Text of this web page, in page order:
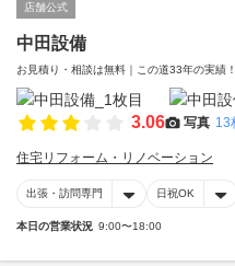
店舗公式
中田設備
お見積り・相談は無料｜この道33年の実績
3.06 写真 13
住宅リフォーム・リノベーション
出張・訪問専門 日祝OK
本日の営業状況 9:00〜18:00